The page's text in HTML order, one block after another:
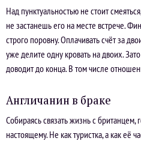
Над пунктуальностью не стоит
не застанешь его на месте встрече.
строго поровну. Оплачивать счёт за
уже делите одну кровать на двоих.
доводит до конца. В том числе
Англичанин в браке
Собираясь связать жизнь с
настоящему. Не как туристка, а как её